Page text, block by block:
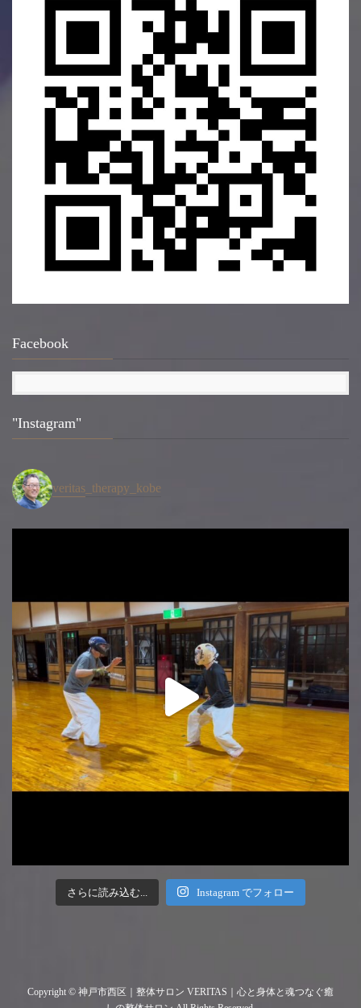
Facebook
"Instagram"
veritas_therapy_kobe
さらに読み込む... Instagram でフォロー
Copyright © 神戸市西区｜整体サロン VERITAS｜心と身体と魂つなぐ癒